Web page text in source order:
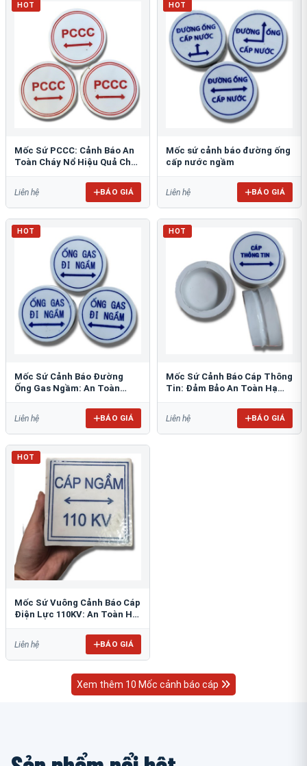
HOT
Mốc Sứ PCCC: Cảnh Báo An
Toàn Cháy Nổ Hiệu Quả Cho
Liên hệ BÁO GIÁ
HOT
Mốc sứ cảnh báo đường ống
cấp nước ngầm
Liên hệ BÁO GIÁ
HOT
Mốc Sứ Cảnh Báo Đường
Ống Gas Ngầm: An Toàn
Liên hệ BÁO GIÁ
HOT
Mốc Sứ Cảnh Báo Cáp Thông
Tin: Đảm Bảo An Toàn Hạ
Liên hệ BÁO GIÁ
HOT
Mốc Sứ Vuông Cảnh Báo Cáp
Điện Lực 110KV: An Toàn Hệ
Liên hệ BÁO GIÁ
Xem thêm 10 Mốc cảnh báo cáp